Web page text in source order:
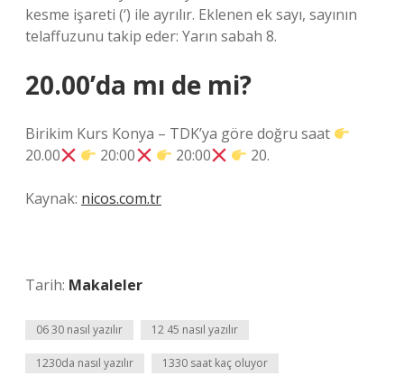
kesme işareti (‘) ile ayrılır. Eklenen ek sayı, sayının
telaffuzunu takip eder: Yarın sabah 8.
20.00’da mı de mi?
Birikim Kurs Konya – TDK’ya göre doğru saat
20.00
20:00 20:00 20.
Kaynak: nicos.com.tr
Tarih: Makaleler
06 30 nasıl yazılır 12 45 nasıl yazılır
1230da nasıl yazılır 1330 saat kaç oluyor